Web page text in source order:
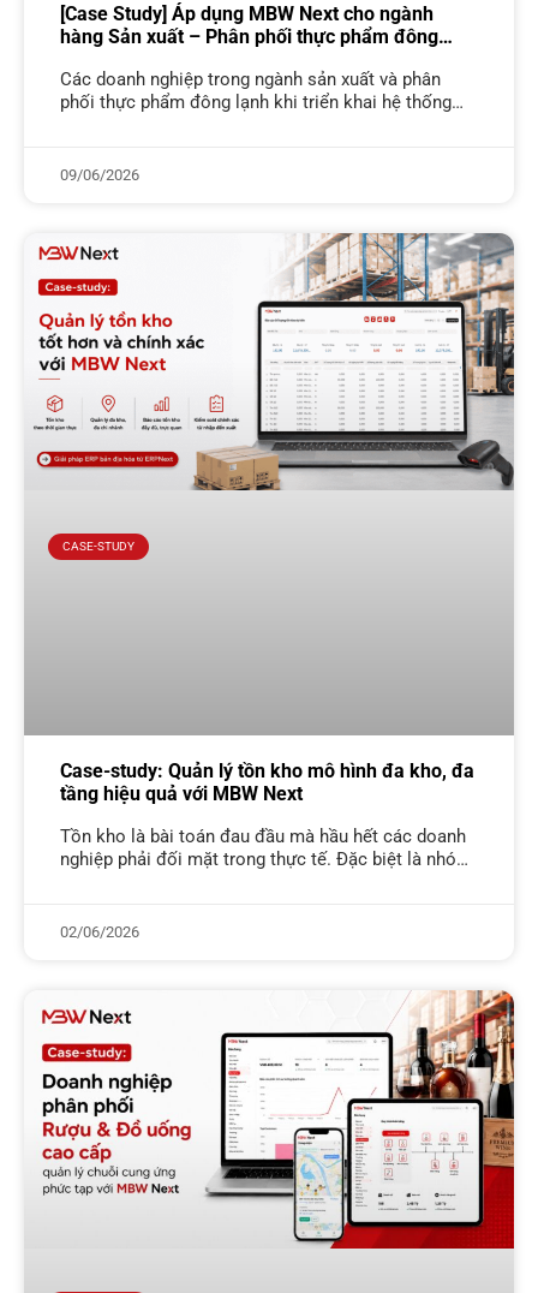
[Case Study] Áp dụng MBW Next cho ngành
hàng Sản xuất – Phân phối thực phẩm đông
Các doanh nghiệp trong ngành sản xuất và phân
phối thực phẩm đông lạnh khi triển khai hệ thống
09/06/2026
CASE-STUDY
Case-study: Quản lý tồn kho mô hình đa kho, đa
tầng hiệu quả với MBW Next
Tồn kho là bài toán đau đầu mà hầu hết các doanh
nghiệp phải đối mặt trong thực tế. Đặc biệt là nhóm
02/06/2026